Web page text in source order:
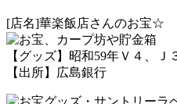
[店名]華楽飯店さんのお宝☆
【グッズ】昭和59年Ｖ４、
【出所】広島銀行